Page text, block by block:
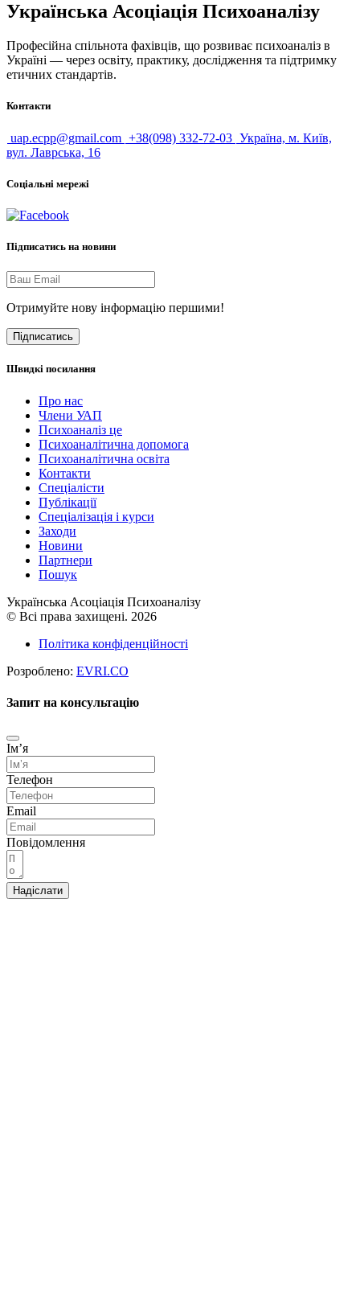
Українська Асоціація Психоаналізу
Професійна спільнота фахівців, що розвиває психоаналіз в
Україні — через освіту, практику, дослідження та підтримку
етичних стандартів.
Контакти
uap.ecpp@gmail.com +38(098) 332-72-03 Україна, м. Київ,
вул. Лаврська, 16
Соціальні мережі
Підписатись на новини
Отримуйте нову інформацію першими!
Підписатись
Швидкі посилання
Про нас
Члени УАП
Психоаналіз це
Психоаналітична допомога
Психоаналітична освіта
Контакти
Спеціалісти
Публікації
Cпеціалізація і курси
Заходи
Новини
Партнери
Пошук
Українська Асоціація Психоаналізу
© Всі права захищені. 2026
Політика конфіденційності
Розроблено: EVRI.CO
Запит на консультацію
Імʼя
Телефон
Email
Повідомлення
Надіслати